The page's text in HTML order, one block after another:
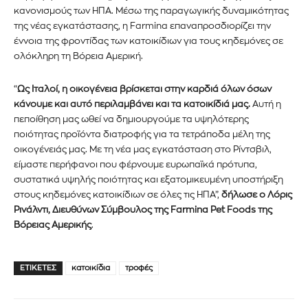
κανονισμούς των ΗΠΑ. Μέσω της παραγωγικής δυναμικότητας
της νέας εγκατάστασης, η Farmina επαναπροσδιορίζει την
έννοια της φροντίδας των κατοικίδιων για τους κηδεμόνες σε
ολόκληρη τη Βόρεια Αμερική.
“Ως Ιταλοί, η οικογένεια βρίσκεται στην καρδιά όλων όσων
κάνουμε και αυτό περιλαμβάνει και τα κατοικίδιά μας. Αυτή η
πεποίθηση μας ωθεί να δημιουργούμε τα υψηλότερης
ποιότητας προϊόντα διατροφής για τα τετράποδα μέλη της
οικογένειάς μας. Με τη νέα μας εγκατάσταση στο Ρίντσβιλ,
είμαστε περήφανοι που φέρνουμε ευρωπαϊκά πρότυπα,
συστατικά υψηλής ποιότητας και εξατομικευμένη υποστήριξη
στους κηδεμόνες κατοικίδιων σε όλες τις ΗΠΑ”, δήλωσε ο Λόρις
Ρινάλντι, Διευθύνων Σύμβουλος της Farmina Pet Foods της
Βόρειας Αμερικής.
ΕΤΙΚΈΤΕΣ κατοικίδια τροφές